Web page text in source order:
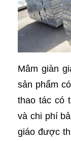
Mâm giàn
sản phẩm
thao tác có
và chi phí
giáo được